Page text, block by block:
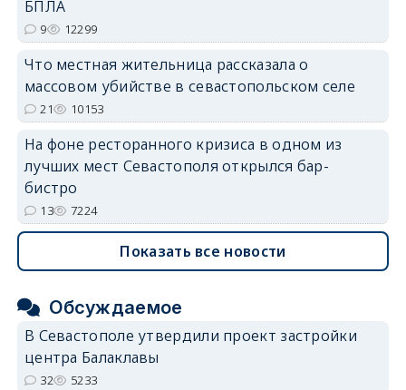
БПЛА
9 12299
Что местная жительница рассказала о
массовом убийстве в севастопольском селе
21 10153
На фоне ресторанного кризиса в одном из
лучших мест Севастополя открылся бар-
бистро
13 7224
Показать все новости
Обсуждаемое
В Севастополе утвердили проект застройки
центра Балаклавы
32 5233